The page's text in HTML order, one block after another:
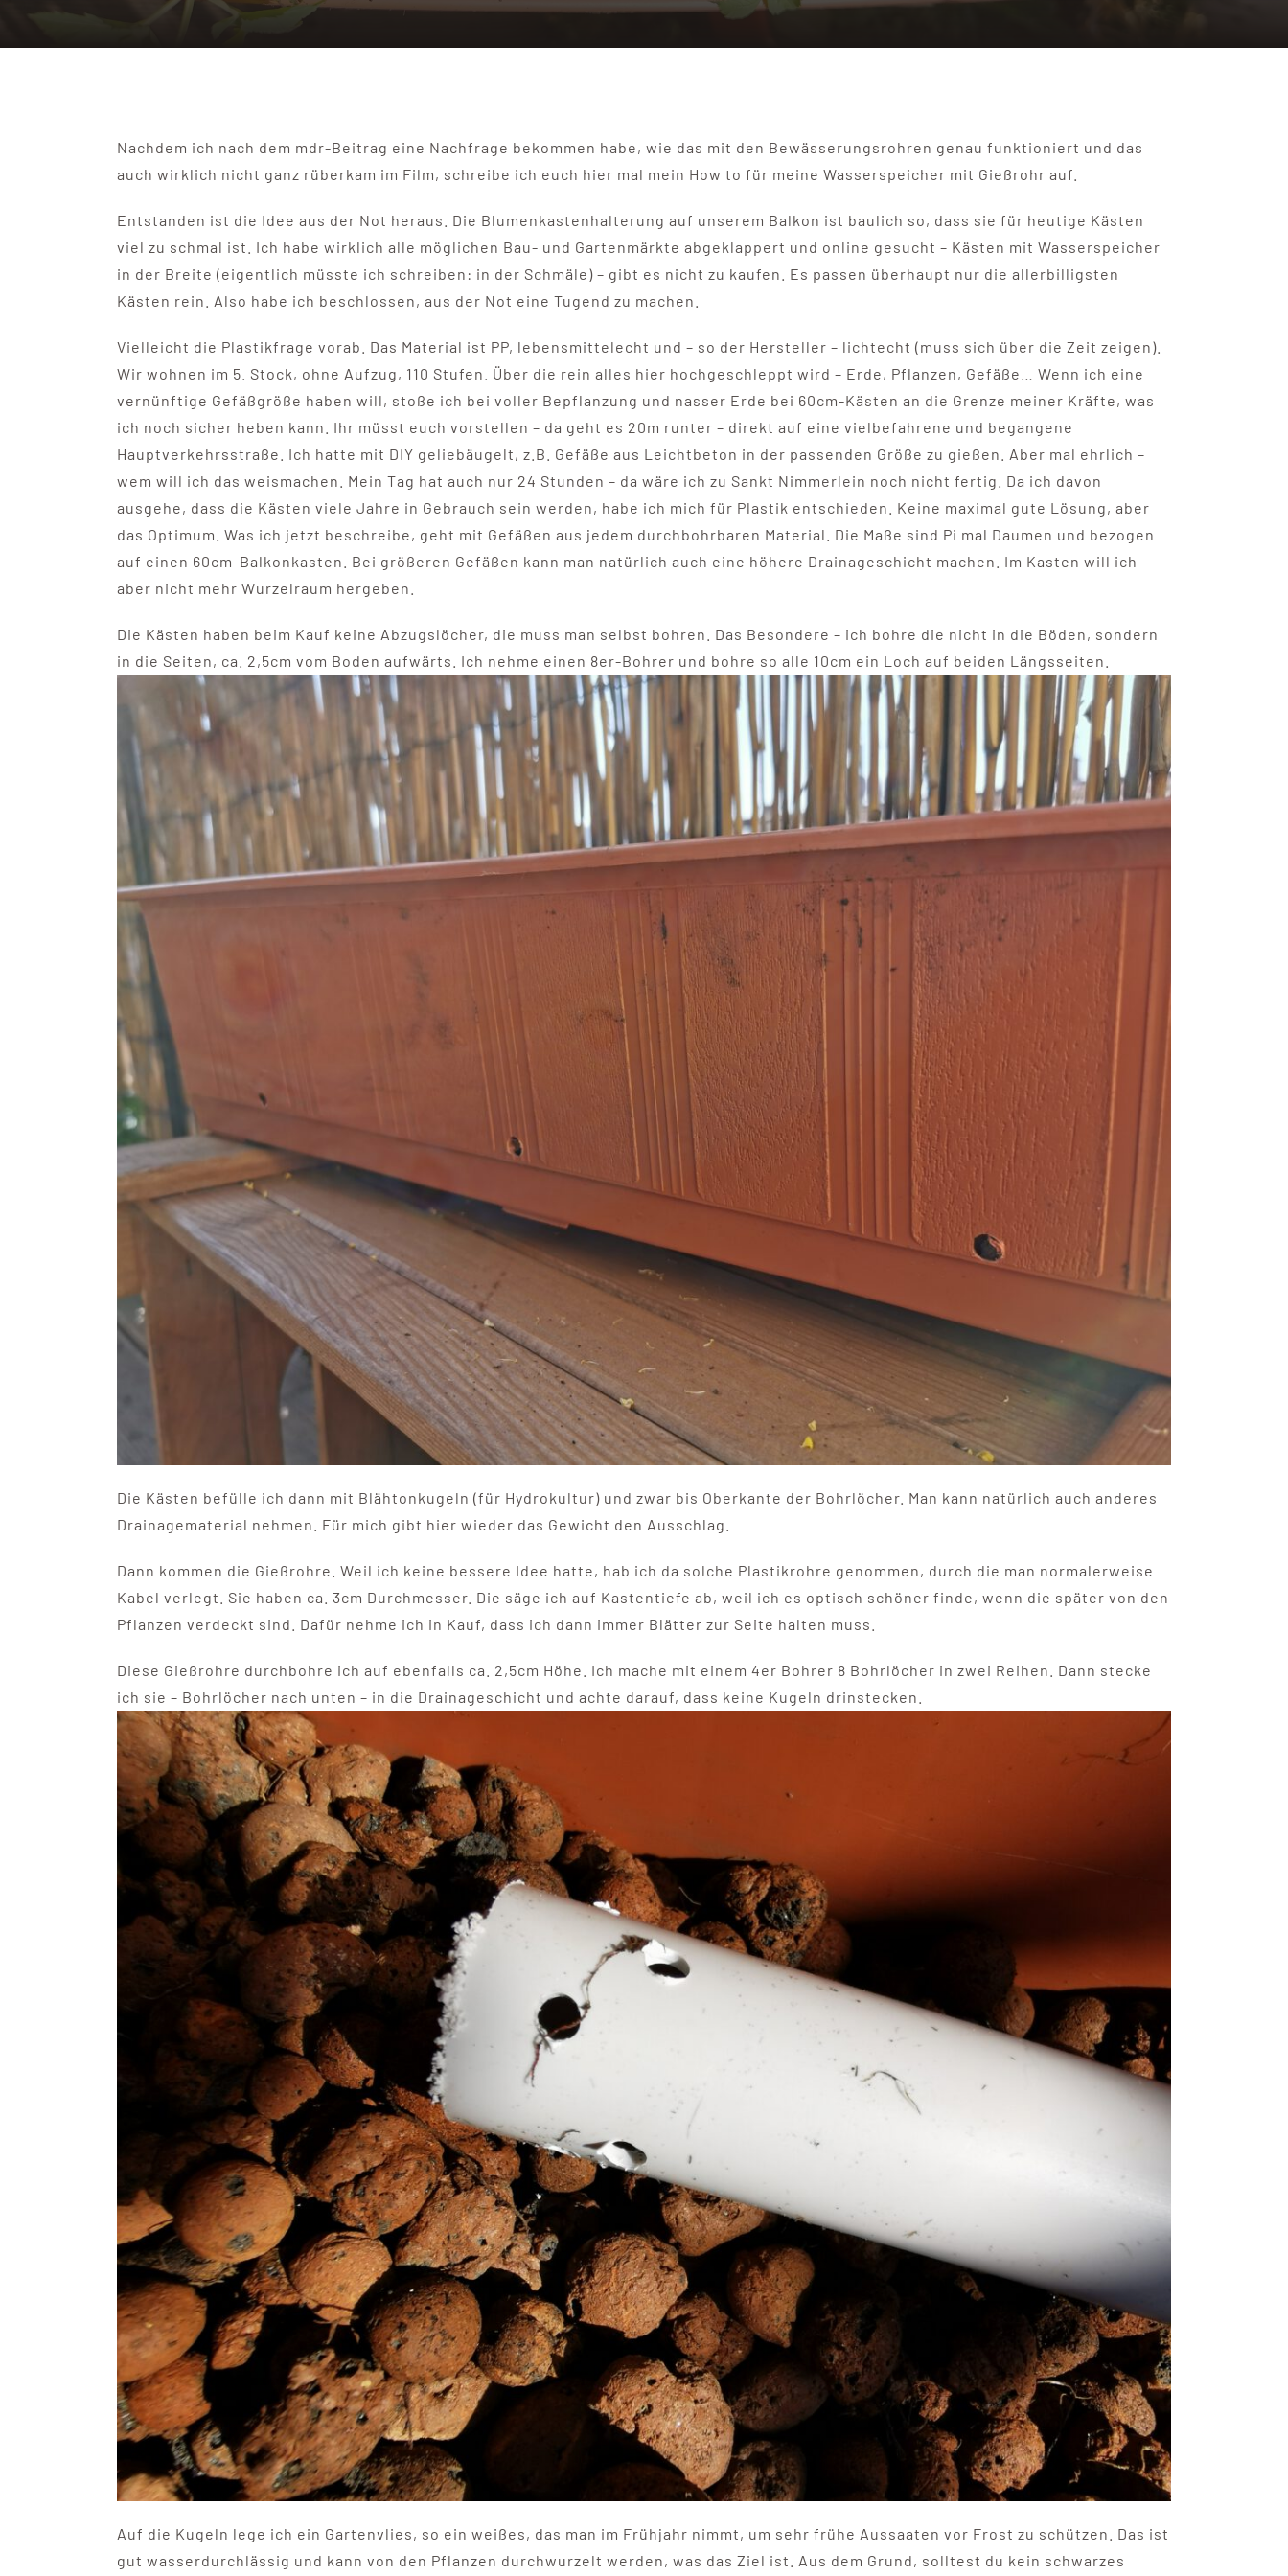
Nachdem ich nach dem mdr-Beitrag eine Nachfrage bekommen habe, wie das mit den Bewässerungsrohren genau funktioniert und das
auch wirklich nicht ganz rüberkam im Film, schreibe ich euch hier mal mein How to für meine Wasserspeicher mit Gießrohr auf.
Entstanden ist die Idee aus der Not heraus. Die Blumenkastenhalterung auf unserem Balkon ist baulich so, dass sie für heutige Kästen
viel zu schmal ist. Ich habe wirklich alle möglichen Bau- und Gartenmärkte abgeklappert und online gesucht – Kästen mit Wasserspeicher
in der Breite (eigentlich müsste ich schreiben: in der Schmäle) – gibt es nicht zu kaufen. Es passen überhaupt nur die allerbilligsten
Kästen rein. Also habe ich beschlossen, aus der Not eine Tugend zu machen.
Vielleicht die Plastikfrage vorab. Das Material ist PP, lebensmittelecht und – so der Hersteller – lichtecht (muss sich über die Zeit zeigen).
Wir wohnen im 5. Stock, ohne Aufzug, 110 Stufen. Über die rein alles hier hochgeschleppt wird – Erde, Pflanzen, Gefäße… Wenn ich eine
vernünftige Gefäßgröße haben will, stoße ich bei voller Bepflanzung und nasser Erde bei 60cm-Kästen an die Grenze meiner Kräfte, was
ich noch sicher heben kann. Ihr müsst euch vorstellen – da geht es 20m runter – direkt auf eine vielbefahrene und begangene
Hauptverkehrsstraße. Ich hatte mit DIY geliebäugelt, z.B. Gefäße aus Leichtbeton in der passenden Größe zu gießen. Aber mal ehrlich –
wem will ich das weismachen. Mein Tag hat auch nur 24 Stunden – da wäre ich zu Sankt Nimmerlein noch nicht fertig. Da ich davon
ausgehe, dass die Kästen viele Jahre in Gebrauch sein werden, habe ich mich für Plastik entschieden. Keine maximal gute Lösung, aber
das Optimum. Was ich jetzt beschreibe, geht mit Gefäßen aus jedem durchbohrbaren Material. Die Maße sind Pi mal Daumen und bezogen
auf einen 60cm-Balkonkasten. Bei größeren Gefäßen kann man natürlich auch eine höhere Drainageschicht machen. Im Kasten will ich
aber nicht mehr Wurzelraum hergeben.
Die Kästen haben beim Kauf keine Abzugslöcher, die muss man selbst bohren. Das Besondere – ich bohre die nicht in die Böden, sondern
in die Seiten, ca. 2,5cm vom Boden aufwärts. Ich nehme einen 8er-Bohrer und bohre so alle 10cm ein Loch auf beiden Längsseiten.
Die Kästen befülle ich dann mit Blähtonkugeln (für Hydrokultur) und zwar bis Oberkante der Bohrlöcher. Man kann natürlich auch anderes
Drainagematerial nehmen. Für mich gibt hier wieder das Gewicht den Ausschlag.
Dann kommen die Gießrohre. Weil ich keine bessere Idee hatte, hab ich da solche Plastikrohre genommen, durch die man normalerweise
Kabel verlegt. Sie haben ca. 3cm Durchmesser. Die säge ich auf Kastentiefe ab, weil ich es optisch schöner finde, wenn die später von den
Pflanzen verdeckt sind. Dafür nehme ich in Kauf, dass ich dann immer Blätter zur Seite halten muss.
Diese Gießrohre durchbohre ich auf ebenfalls ca. 2,5cm Höhe. Ich mache mit einem 4er Bohrer 8 Bohrlöcher in zwei Reihen. Dann stecke
ich sie – Bohrlöcher nach unten – in die Drainageschicht und achte darauf, dass keine Kugeln drinstecken.
Auf die Kugeln lege ich ein Gartenvlies, so ein weißes, das man im Frühjahr nimmt, um sehr frühe Aussaaten vor Frost zu schützen. Das ist
gut wasserdurchlässig und kann von den Pflanzen durchwurzelt werden, was das Ziel ist. Aus dem Grund, solltest du kein schwarzes